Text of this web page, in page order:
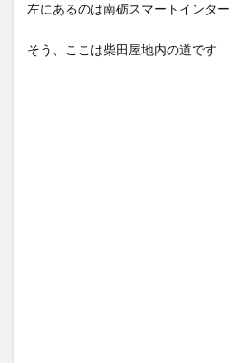
左にあるのは南砺スマートインター
そう、ここは柴田屋地内の道です